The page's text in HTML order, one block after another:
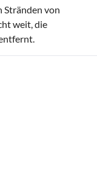
Stränden von
weit, die